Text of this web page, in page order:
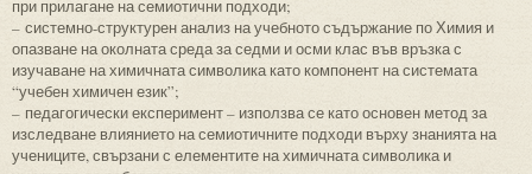
при прилагане на семиотични подходи;
– системно-структурен анализ на учебното съдържание по Химия и
опазване на околната среда за седми и осми клас във връзка с
изучаване на химичната символика като компонент на системата
“учебен химичен език”;
– педагогически експеримент – използва се като основен метод за
изследване влиянието на семиотичните подходи върху знанията на
учениците, свързани с елементите на химичната символика и